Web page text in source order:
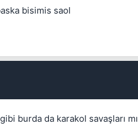
bisimis saol
burda da karakol savaşları